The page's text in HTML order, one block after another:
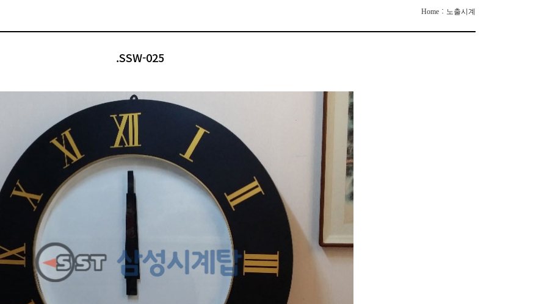
Home : 노출시계
.SSW-025